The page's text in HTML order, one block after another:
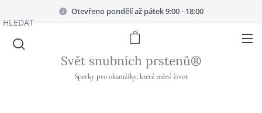
Otevřeno pondělí až pátek 9:00 - 18:00
Svět snubních prstenů®
Šperky pro okamžiky, které mění život
HLEDAT